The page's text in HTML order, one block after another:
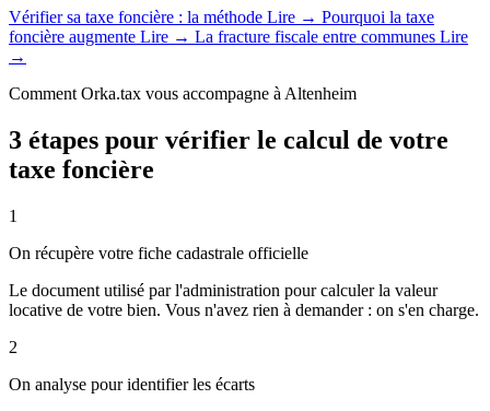
Vérifier sa taxe foncière : la méthode Lire → Pourquoi la taxe
foncière augmente Lire → La fracture fiscale entre communes Lire
→
Comment Orka.tax vous accompagne à Altenheim
3 étapes pour vérifier le calcul de votre
taxe foncière
1
On récupère votre fiche cadastrale officielle
Le document utilisé par l'administration pour calculer la valeur
locative de votre bien. Vous n'avez rien à demander : on s'en charge.
2
On analyse pour identifier les écarts